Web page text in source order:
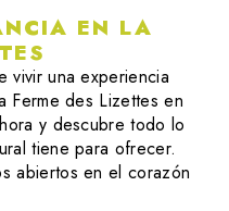
EN LA
vivir una experiencia
Ferme des Lizettes en
y descubre todo lo
tiene para ofrecer.
abiertos en el corazón